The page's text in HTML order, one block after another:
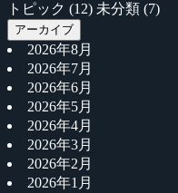
トピック (12) 未分類 (7)
アーカイブ
2026年8月
2026年7月
2026年6月
2026年5月
2026年4月
2026年3月
2026年2月
2026年1月